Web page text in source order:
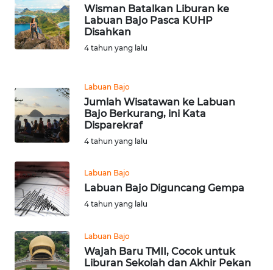
Wisman Batalkan Liburan ke
Labuan Bajo Pasca KUHP
Disahkan
4 tahun yang lalu
Labuan Bajo
Jumlah Wisatawan ke Labuan
Bajo Berkurang, ini Kata
Disparekraf
4 tahun yang lalu
Labuan Bajo
Labuan Bajo Diguncang Gempa
4 tahun yang lalu
Labuan Bajo
Wajah Baru TMII, Cocok untuk
Liburan Sekolah dan Akhir Pekan
WN
MALUKU
WN
WN
DAIRI
WN
TOBA
WN
NIAS
WN
LANGKAT